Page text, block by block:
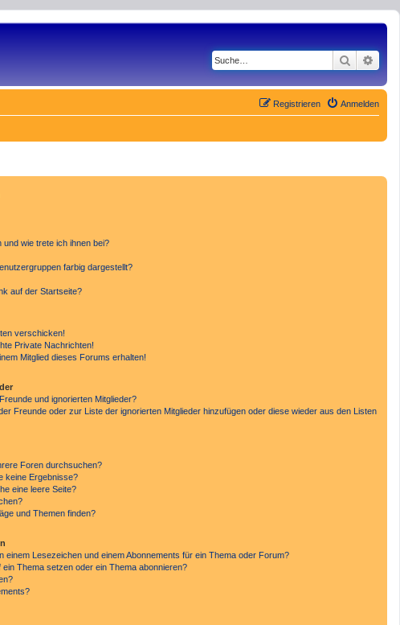
Suche
Anmelden
Registrieren
wie trete ich ihnen bei?
farbig dargestellt?
auf der Startseite?
verschicken!
Private Nachrichten!
Mitglied dieses Forums erhalten!
und ignorierten Mitglieder?
Freunde oder zur Liste der ignorierten Mitglieder hinzufügen oder diese wieder aus den Listen
Foren durchsuchen?
keine Ergebnisse?
eine leere Seite?
und Themen finden?
einem Lesezeichen und einem Abonnements für ein Thema oder Forum?
Thema setzen oder ein Thema abonnieren?